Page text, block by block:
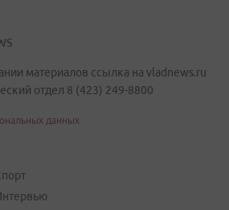
материалов ссылка на vladnews.ru
отдел 8 (423) 249-8800
данных